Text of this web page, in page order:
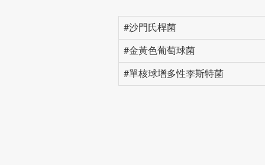
#沙門氏桿菌
#金黃色葡萄球菌
#單核球增多性李斯特菌